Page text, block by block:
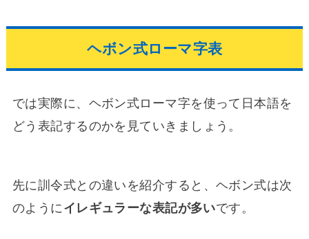
ヘボン式ローマ字表
では実際に、ヘボン式ローマ字を使って日本語を
どう表記するのかを見ていきましょう。
先に訓令式との違いを紹介すると、ヘボン式は次
のようにイレギュラーな表記が多いです。